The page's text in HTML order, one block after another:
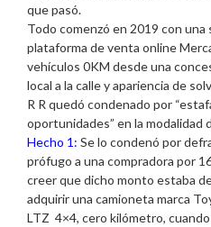
que pasó.
Todo comenzó en 2019 con
plataforma de venta online
vehículos 0KM desde una
local a la calle y apariencia de
R R quedó condenado por
oportunidades” en la modalidad
Hecho 1: Se lo condenó por
prófugo a una compradora por
creer que dicho monto estaba
adquirir una camioneta marca
LTZ 4×4, cero kilómetro,